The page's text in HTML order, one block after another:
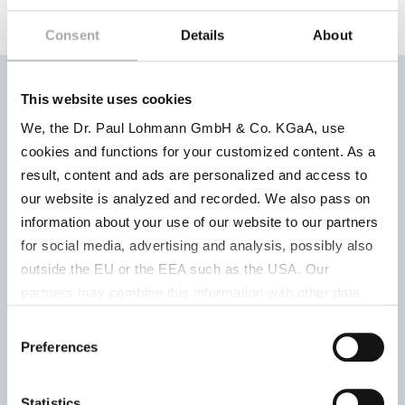
Consent Details About
This website uses cookies
We, the Dr. Paul Lohmann GmbH & Co. KGaA, use
cookies and functions for your customized content. As a
result, content and ads are personalized and access to
our website is analyzed and recorded. We also pass on
information about your use of our website to our partners
for social media, advertising and analysis, possibly also
outside the EU or the EEA such as the USA. Our
partners may combine this information with other data
processing of your data collected on this website by
Google, YouTube Hubspot in the USA: By clicking on
"Accept all", you also agree in accordance with Article 49
Selection
Preferences
Prendre contact
Company
Firstname